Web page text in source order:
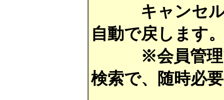
キャンセル時
自動で戻します
※会員管理で
検索で、随時必